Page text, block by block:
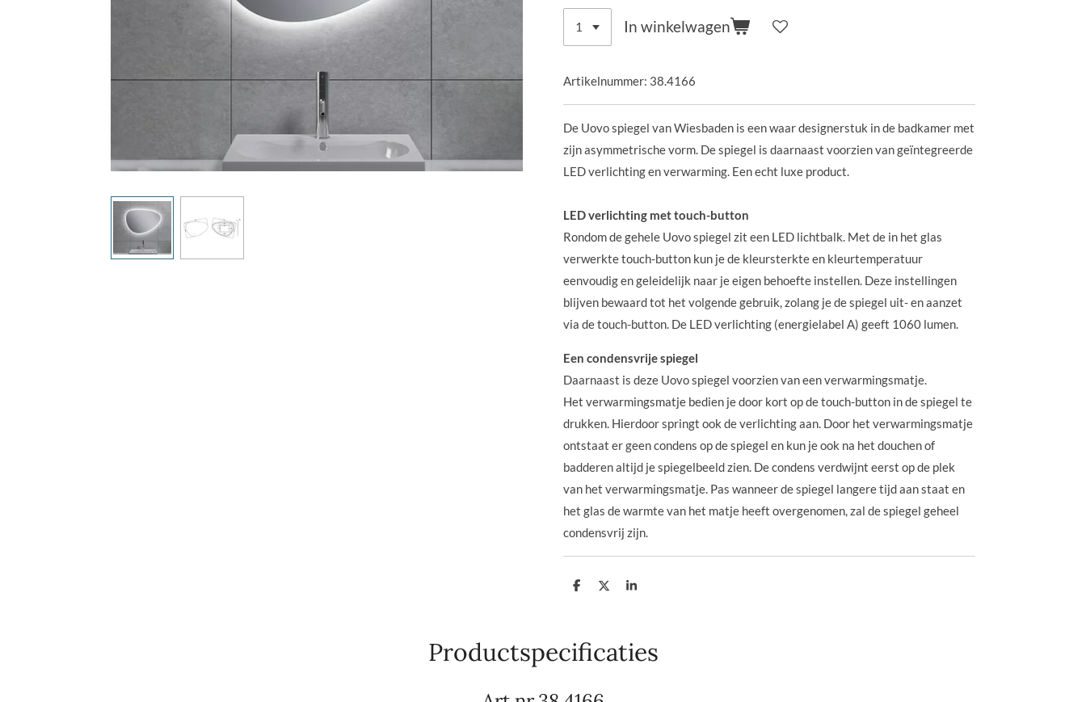
In winkelwagen
Artikelnummer: 38.4166
De Uovo spiegel van Wiesbaden is een waar designerstuk in de badkamer met
zijn asymmetrische vorm. De spiegel is daarnaast voorzien van geïntegreerde
LED verlichting en verwarming. Een echt luxe product.
LED verlichting met touch-button
Rondom de gehele Uovo spiegel zit een LED lichtbalk. Met de in het glas
verwerkte touch-button kun je de kleursterkte en kleurtemperatuur
eenvoudig en geleidelijk naar je eigen behoefte instellen. Deze instellingen
blijven bewaard tot het volgende gebruik, zolang je de spiegel uit- en aanzet
via de touch-button. De LED verlichting (energielabel A) geeft 1060 lumen.
Een condensvrije spiegel
Daarnaast is deze Uovo spiegel voorzien van een verwarmingsmatje.
Het verwarmingsmatje bedien je door kort op de touch-button in de spiegel te
drukken. Hierdoor springt ook de verlichting aan. Door het verwarmingsmatje
ontstaat er geen condens op de spiegel en kun je ook na het douchen of
badderen altijd je spiegelbeeld zien. De condens verdwijnt eerst op de plek
van het verwarmingsmatje. Pas wanneer de spiegel langere tijd aan staat en
het glas de warmte van het matje heeft overgenomen, zal de spiegel geheel
condensvrij zijn.
D
D
S
Productspecificaties